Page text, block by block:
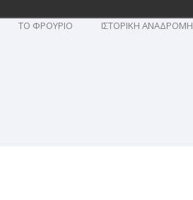
TO ΦΡΟΥΡΙΟ ΙΣΤΟΡΙΚΗ ΑΝΑΔΡΟΜΗ